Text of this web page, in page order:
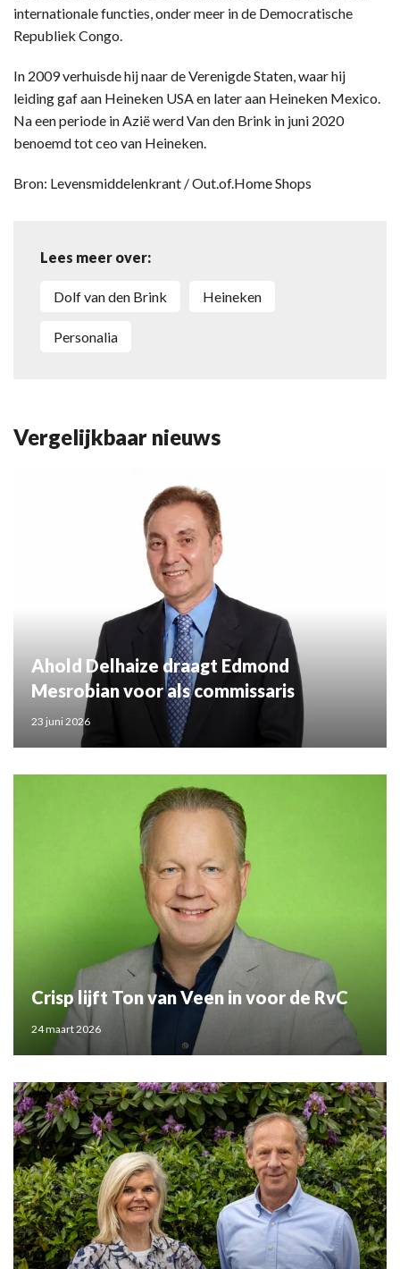
internationale functies, onder meer in de Democratische
Republiek Congo.
In 2009 verhuisde hij naar de Verenigde Staten, waar hij
leiding gaf aan Heineken USA en later aan Heineken Mexico.
Na een periode in Azië werd Van den Brink in juni 2020
benoemd tot ceo van Heineken.
Bron: Levensmiddelenkrant / Out.of.Home Shops
Lees meer over:
Dolf van den Brink Heineken
personalia
Vergelijkbaar nieuws
Ahold Delhaize draagt Edmond
Mesrobian voor als commissaris
23 juni 2026
Crisp lijft Ton van Veen in voor de RvC
24 maart 2026